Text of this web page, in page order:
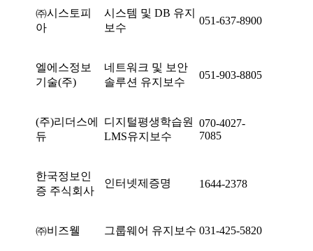
㈜시스토피
아
시스템 및 DB 유지
보수
051-637-8900
엘에스정보
기술(주)
네트워크 및 보안
솔루션 유지보수
051-903-8805
(주)리더스에
듀
디지털평생학습원
LMS유지보수
070-4027-
7085
한국정보인
증 주식회사
인터넷제증명 1644-2378
㈜비즈웰 그룹웨어 유지보수 031-425-5820